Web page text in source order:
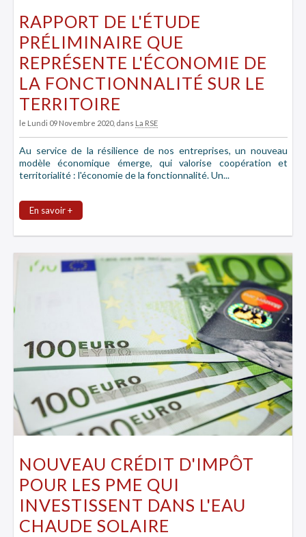
RAPPORT DE L'ÉTUDE
PRÉLIMINAIRE QUE
REPRÉSENTE L'ÉCONOMIE DE
LA FONCTIONNALITÉ SUR LE
TERRITOIRE
le Lundi 09 Novembre 2020, dans La RSE
Au service de la résilience de nos entreprises, un nouveau
modèle économique émerge, qui valorise coopération et
territorialité : l'économie de la fonctionnalité. Un...
En savoir +
NOUVEAU CRÉDIT D'IMPÔT
POUR LES PME QUI
INVESTISSENT DANS L'EAU
CHAUDE SOLAIRE